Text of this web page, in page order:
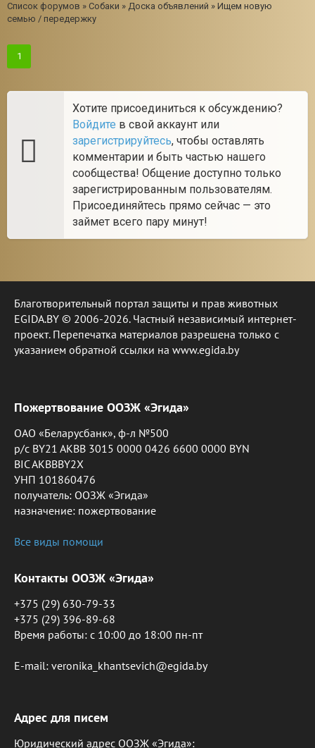
Список форумов » Собаки » Доска объявлений » Ищем новую
семью / передержку
1
Хотите присоединиться к обсуждению?
Войдите в свой аккаунт или
зарегистрируйтесь, чтобы оставлять
комментарии и быть частью нашего
сообщества! Общение доступно только
зарегистрированным пользователям.
Присоединяйтесь прямо сейчас — это
займет всего пару минут!
Благотворительный портал защиты и прав животных
EGIDA.BY © 2006-2026. Частный независимый интернет-
проект. Перепечатка материалов разрешена только с
указанием обратной ссылки на www.egida.by
Пожертвование ООЗЖ «Эгида»
ОАО «Беларусбанк», ф-л №500
р/с BY21 AKBB 3015 0000 0426 6600 0000 BYN
BIC AKBBBY2X
УНП 101860476
получатель: ООЗЖ «Эгида»
назначение: пожертвование
Все виды помощи
Контакты ООЗЖ «Эгида»
+375 (29) 630-79-33
+375 (29) 396-89-68
Время работы: c 10:00 до 18:00 пн-пт
E-mail: veronika_khantsevich@egida.by
Адрес для писем
Юридический адрес ООЗЖ «Эгида»: